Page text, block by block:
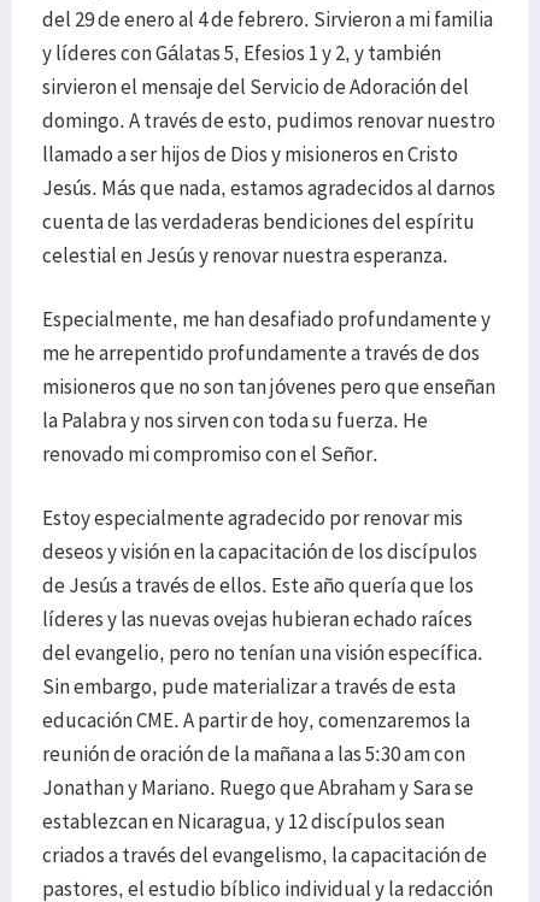
del 29 de enero al 4 de febrero. Sirvieron a mi familia
y líderes con Gálatas 5, Efesios 1 y 2, y también
sirvieron el mensaje del Servicio de Adoración del
domingo. A través de esto, pudimos renovar nuestro
llamado a ser hijos de Dios y misioneros en Cristo
Jesús. Más que nada, estamos agradecidos al darnos
cuenta de las verdaderas bendiciones del espíritu
celestial en Jesús y renovar nuestra esperanza.
Especialmente, me han desafiado profundamente y
me he arrepentido profundamente a través de dos
misioneros que no son tan jóvenes pero que enseñan
la Palabra y nos sirven con toda su fuerza. He
renovado mi compromiso con el Señor.
Estoy especialmente agradecido por renovar mis
deseos y visión en la capacitación de los discípulos
de Jesús a través de ellos. Este año quería que los
líderes y las nuevas ovejas hubieran echado raíces
del evangelio, pero no tenían una visión específica.
Sin embargo, pude materializar a través de esta
educación CME. A partir de hoy, comenzaremos la
reunión de oración de la mañana a las 5:30 am con
Jonathan y Mariano. Ruego que Abraham y Sara se
establezcan en Nicaragua, y 12 discípulos sean
criados a través del evangelismo, la capacitación de
pastores, el estudio bíblico individual y la redacción